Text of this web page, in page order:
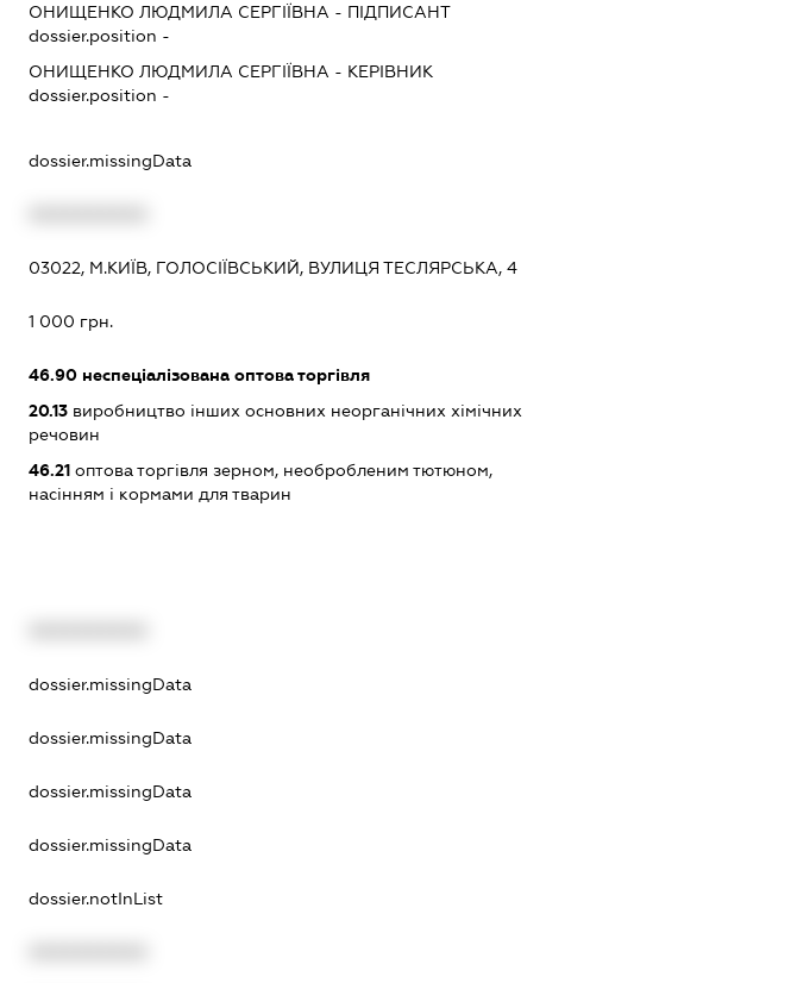
ОНИЩЕНКО ЛЮДМИЛА СЕРГІЇВНА - ПІДПИСАНТ
dossier.position -
ОНИЩЕНКО ЛЮДМИЛА СЕРГІЇВНА - КЕРІВНИК
dossier.position -
dossier.missingData
03022, М.КИЇВ, ГОЛОСІЇВСЬКИЙ, ВУЛИЦЯ ТЕСЛЯРСЬКА, 4
1 000 грн.
46.90неспеціалізована оптова торгівля
20.13виробництво інших основних неорганічних хімічних
речовин
46.21оптова торгівля зерном, необробленим тютюном,
насінням і кормами для тварин
dossier.missingData
dossier.missingData
dossier.missingData
dossier.missingData
dossier.notInList